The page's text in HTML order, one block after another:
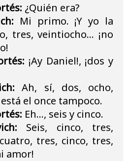
¿Quién era?
Mi primo. ¡Y yo la
tres, veintiocho... ¡no
¡Ay Daniel!, ¡dos y
Ah, sí, dos, ocho,
el once tampoco.
Eh..., seis y cinco.
Seis, cinco, tres,
tres, cinco, tres,
amor!